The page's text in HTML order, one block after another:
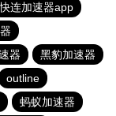
快连加速器app
器
黑豹加速器
outline
蚂蚁加速器